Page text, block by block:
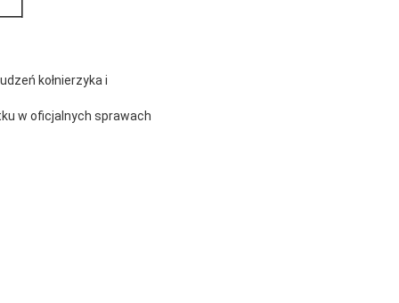
kołnierzyka i
w oficjalnych sprawach